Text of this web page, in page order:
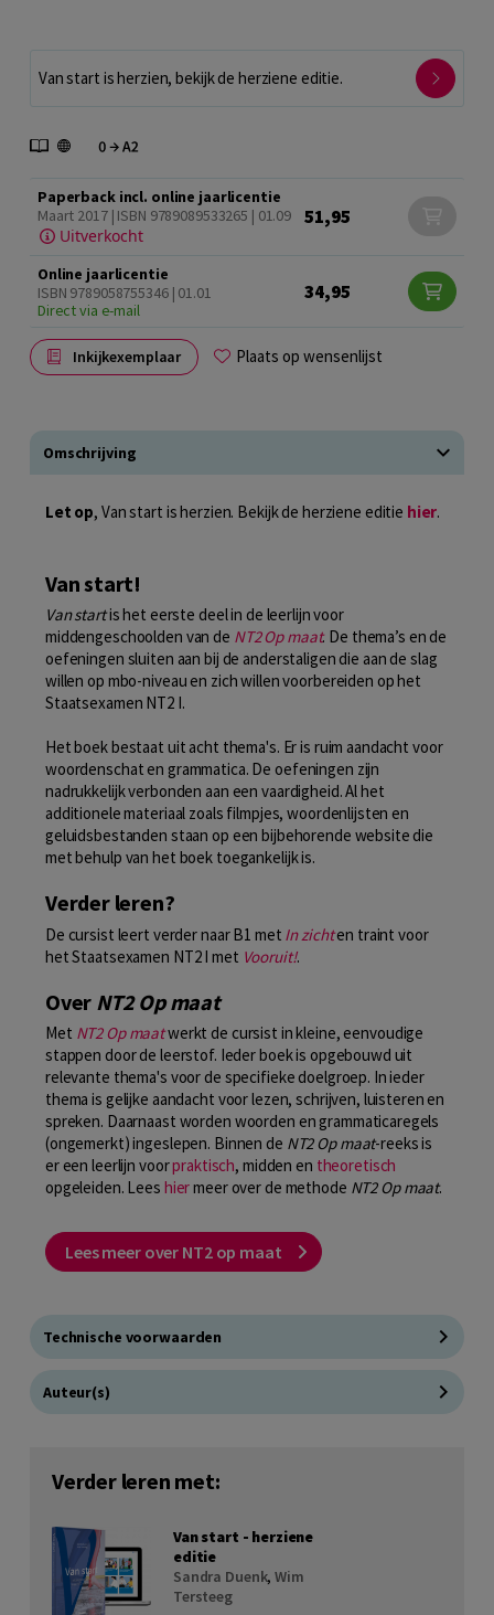
Van start is herzien, bekijk de herziene editie.
Paperback incl. online jaarlicentie
Maart 2017 | ISBN 9789089533265 | 01.09
Uitverkocht
51,95
Online jaarlicentie
ISBN 9789058755346 | 01.01
Direct via e-mail
34,95
Inkijkexemplaar Plaats op wensenlijst
Omschrijving
Let op, Van start is herzien. Bekijk de herziene editie hier.
Van start!
Van startis het eerste deel in de leerlijn voor
middengeschoolden van de NT2 Op maat. De thema’s en de
oefeningen sluiten aan bij de anderstaligen die aan de slag
willen op mbo-niveau en zich willen voorbereiden op het
Staatsexamen NT2 I.
Het boek bestaat uit acht thema's. Er is ruim aandacht voor
woordenschat en grammatica. De oefeningen zijn
nadrukkelijk verbonden aan een vaardigheid. Al het
additionele materiaal zoals filmpjes, woordenlijsten en
geluidsbestanden staan op een bijbehorende website die
met behulp van het boek toegankelijk is.
Verder leren?
De cursist leert verder naar B1 met In zichten traint voor
het Staatsexamen NT2 I met Vooruit!.
Over NT2 Op maat
Met NT2 Op maatwerkt de cursist in kleine, eenvoudige
stappen door de leerstof. Ieder boek is opgebouwd uit
relevante thema's voor de specifieke doelgroep. In ieder
thema is gelijke aandacht voor lezen, schrijven, luisteren en
spreken. Daarnaast worden woorden en grammaticaregels
(ongemerkt) ingeslepen. Binnen de NT2 Op maat-reeks is
er een leerlijn voorpraktisch, midden en theoretisch
opgeleiden. Lees hiermeer over de methode NT2 Op maat.
Lees meer over NT2 op maat
Technische voorwaarden
Auteur(s)
Verder leren met:
Van start - herziene
editie
Sandra Duenk,Wim
Tersteeg